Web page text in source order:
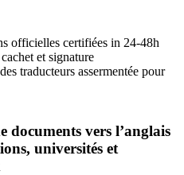
officielles certifiées in 24-48h
et signature
traducteurs assermentée pour
documents vers l’anglais
universités et